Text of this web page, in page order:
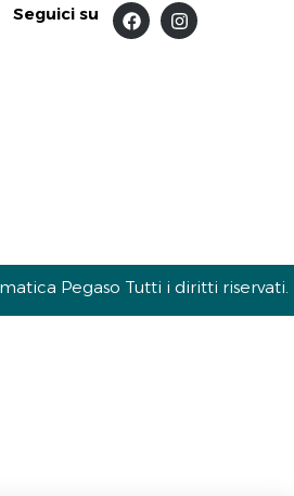
Seguici su
Pegaso Tutti i diritti riservati.